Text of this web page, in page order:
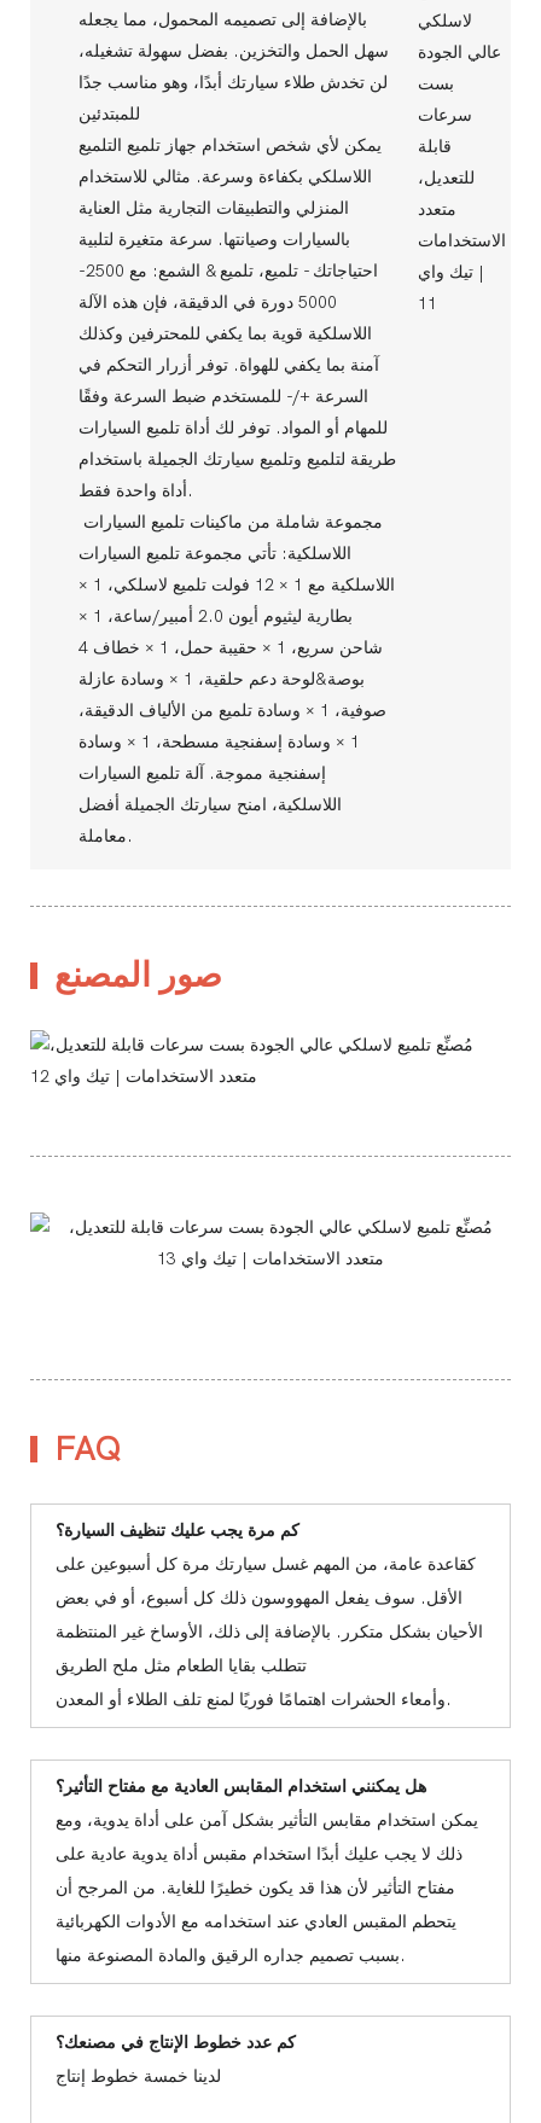
بالإضافة إلى تصميمه المحمول، مما يجعله
سهل الحمل والتخزين. بفضل سهولة تشغيله،
لن تخدش طلاء سيارتك أبدًا، وهو مناسب جدًا
يمكن لأي شخص استخدام جهاز تلميع التلميع
اللاسلكي بكفاءة وسرعة. مثالي للاستخدام
المنزلي والتطبيقات التجارية مثل العناية
بالسيارات وصيانتها. سرعة متغيرة لتلبية
احتياجاتك - تلميع، تلميع & الشمع: مع 2500-
5000 دورة في الدقيقة، فإن هذه الآلة
اللاسلكية قوية بما يكفي للمحترفين وكذلك
آمنة بما يكفي للهواة. توفر أزرار التحكم في
السرعة +/- للمستخدم ضبط السرعة وفقًا
للمهام أو المواد. توفر لك أداة تلميع السيارات
طريقة لتلميع وتلميع سيارتك الجميلة باستخدام
أداة واحدة فقط.
اللاسلكية: تأتي مجموعة تلميع السيارات
اللاسلكية مع 1 × 12 فولت تلميع لاسلكي، 1 ×
بطارية ليثيوم أيون 2.0 أمبير/ساعة، 1 ×
شاحن سريع، 1 × حقيبة حمل، 1 × خطاف 4
بوصة&لوحة دعم حلقية، 1 × وسادة عازلة
صوفية، 1 × وسادة تلميع من الألياف الدقيقة،
1 × وسادة إسفنجية مسطحة، 1 × وسادة
إسفنجية مموجة. آلة تلميع السيارات
اللاسلكية، امنح سيارتك الجميلة أفضل
معاملة.
صور المصنع
FAQ
كم مرة يجب عليك تنظيف السيارة؟
كقاعدة عامة، من المهم غسل سيارتك مرة كل أسبوعين على
الأقل. سوف يفعل المهووسون ذلك كل أسبوع، أو في بعض
الأحيان بشكل متكرر. بالإضافة إلى ذلك، الأوساخ غير المنتظمة
تتطلب بقايا الطعام مثل ملح الطريق
وأمعاء الحشرات اهتمامًا فوريًا لمنع تلف الطلاء أو المعدن.
هل يمكنني استخدام المقابس العادية مع مفتاح التأثير؟
يمكن استخدام مقابس التأثير بشكل آمن على أداة يدوية، ومع
ذلك لا يجب عليك أبدًا استخدام مقبس أداة يدوية عادية على
مفتاح التأثير لأن هذا قد يكون خطيرًا للغاية. من المرجح أن
يتحطم المقبس العادي عند استخدامه مع الأدوات الكهربائية
بسبب تصميم جداره الرقيق والمادة المصنوعة منها.
كم عدد خطوط الإنتاج في مصنعك؟
لدينا خمسة خطوط إنتاج